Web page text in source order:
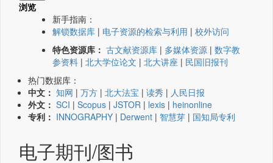
浏览
新手指南：
解锁数据库 | 电子资源的检索与利用 | 校外访问
特色资源库： 古文献资源库 | 多媒体资源 | 数字教
参资料 | 北大学位论文 | 北大讲座 | 民国旧报刊
热门数据库：
中文： 知网 | 万方 | 北大法宝 | 读秀 | 人民日报
外文： SCI | Scopus | JSTOR | lexis | heinonline
专利： INNOGRAPHY | Derwent | 智慧芽 | 国知局专利
电子期刊/图书